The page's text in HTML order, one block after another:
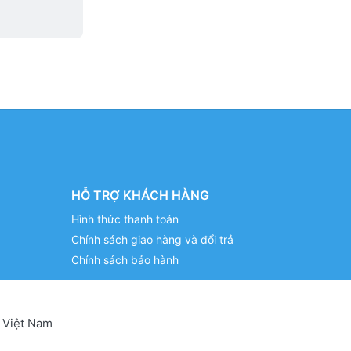
HỖ TRỢ KHÁCH HÀNG
Hình thức thanh toán
Chính sách giao hàng và đổi trả
Chính sách bảo hành
Nam